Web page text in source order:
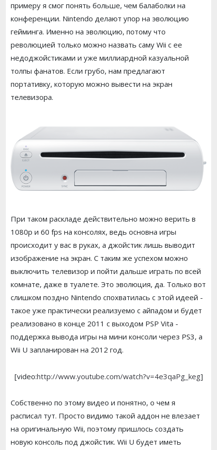
примеру я смог понять больше, чем балаболки на
конференции. Nintendo делают упор на эволюцию
гейминга. Именно на эволюцию, потому что
революцией только можно назвать саму Wii с ее
недоджойстиками и уже миллиардной казуальной
толпы фанатов. Если грубо, нам предлагают
портативку, которую можно вывести на экран
телевизора.
При таком раскладе действительно можно верить в
1080p и 60 fps на консолях, ведь основна игры
происходит у вас в руках, а джойстик лишь выводит
изображение на экран. С таким же успехом можно
выключить телевизор и пойти дальше играть по всей
комнате, даже в туалете. Это эволюция, да. Только вот
слишком поздно Nintendo спохватилась с этой идеей -
такое уже практически реализуемо с айпадом и будет
реализовано в конце 2011 с выходом PSP Vita -
поддержка вывода игры на мини консоли через PS3, а
Wii U запланирован на 2012 год.
[video:http://www.youtube.com/watch?v=4e3qaPg_keg]
Собственно по этому видео и понятно, о чем я
расписал тут. Просто видимо такой аддон не влезает
на оригинальную Wii, поэтому пришлось создать
новую консоль под джойстик. Wii U будет иметь